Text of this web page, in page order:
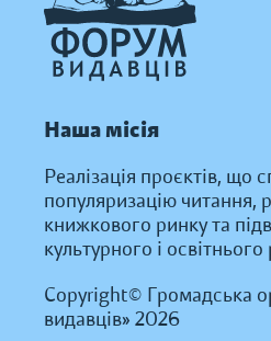
Наша місія
Реалізація проєктів, що
популяризацію читання,
книжкового ринку та
культурного і освітнього
Copyright© Громадська
видавців» 2026